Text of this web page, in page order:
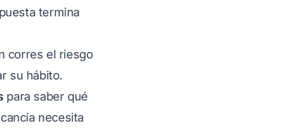
termina
corres el riesgo
su hábito.
para saber qué
necesita